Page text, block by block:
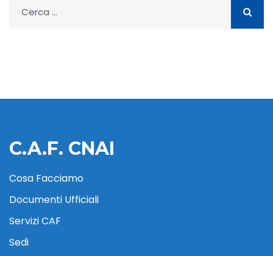
per:
C.A.F. CNAI
Cosa Facciamo
Documenti Ufficiali
Servizi CAF
Sedi